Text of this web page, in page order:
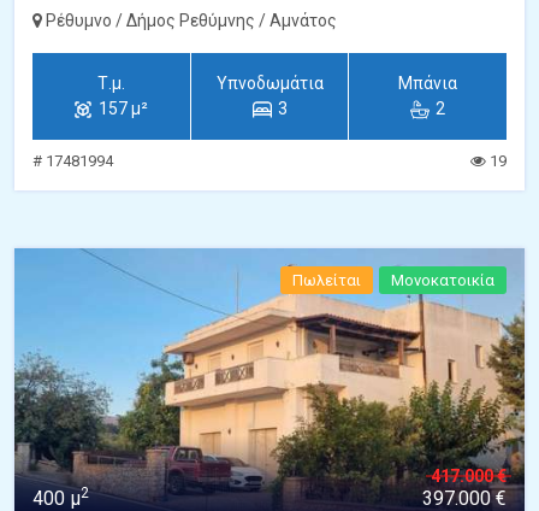
Ρέθυμνο / Δήμος Ρεθύμνης / Αμνάτος
Τ.μ.
157 μ²
Υπνοδωμάτια
3
Μπάνια
2
# 17481994 19
Πωλείται Μονοκατοικία
400 μ2
417.000 €
397.000 €